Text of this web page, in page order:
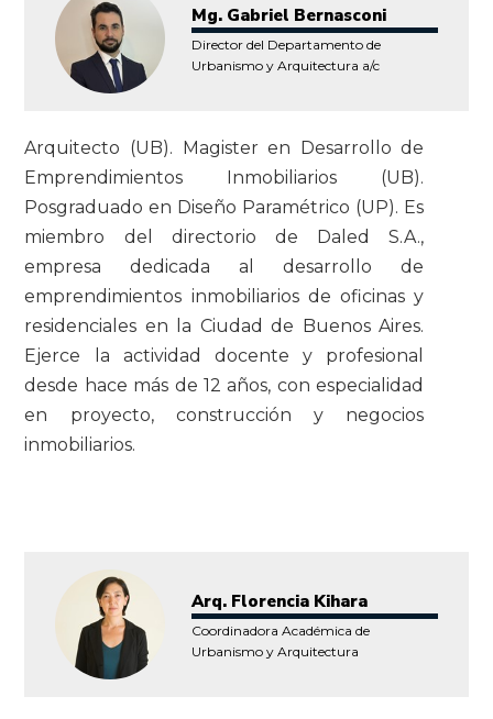
Mg. Gabriel Bernasconi
Director del Departamento de
Urbanismo y Arquitectura a/c
Arquitecto (UB). Magister en Desarrollo de
Emprendimientos Inmobiliarios (UB).
Posgraduado en Diseño Paramétrico (UP). Es
miembro del directorio de Daled S.A.,
empresa dedicada al desarrollo de
emprendimientos inmobiliarios de oficinas y
residenciales en la Ciudad de Buenos Aires.
Ejerce la actividad docente y profesional
desde hace más de 12 años, con especialidad
en proyecto, construcción y negocios
inmobiliarios.
Arq. Florencia Kihara
Coordinadora Académica de
Urbanismo y Arquitectura